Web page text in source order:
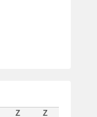
Z Z